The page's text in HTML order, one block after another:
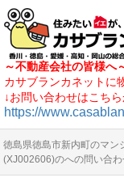
～不動産会社の皆様へ
カサブランカネットに
↓お問い合わせはこちら
https://
徳島県徳島市新内町のマン
(XJ002606)のへの問い合わ